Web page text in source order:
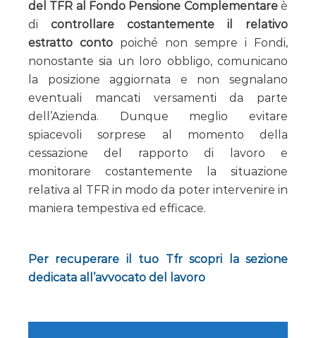
del TFR al Fondo Pensione Complementareè
di controllare costantemente il relativo
estratto conto poiché non sempre i Fondi,
nonostante sia un loro obbligo, comunicano
la posizione aggiornata e non segnalano
eventuali mancati versamenti da parte
dell’Azienda. Dunque meglio evitare
spiacevoli sorprese al momento della
cessazione del rapporto di lavoro e
monitorare costantemente la situazione
relativa al TFR in modo da poter intervenire in
maniera tempestiva ed efficace.
Per recuperare il tuo Tfr scopri la sezione
dedicata all’avvocato del lavoro